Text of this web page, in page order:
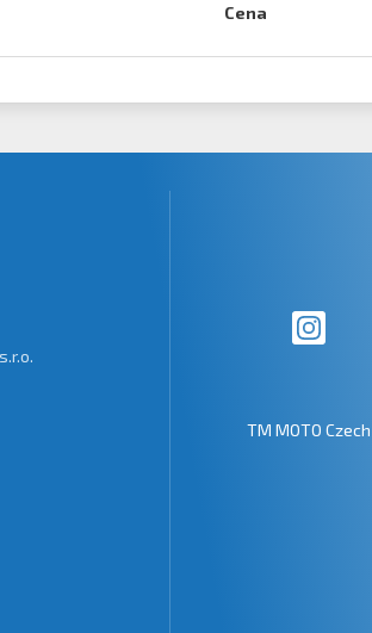
Cena
TM MOTO Czech